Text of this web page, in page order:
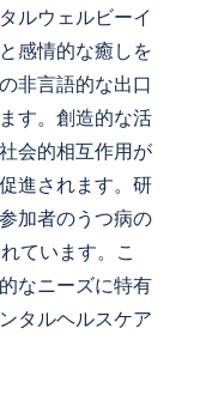
ルウェルビーイ
感情的な癒しを
非言語的な出口
す。創造的な活
会的相互作用が
進されます。研
加者のうつ病の
ています。こ
なニーズに特有
タルヘルスケア